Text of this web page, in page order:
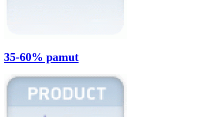
35-60% pamut